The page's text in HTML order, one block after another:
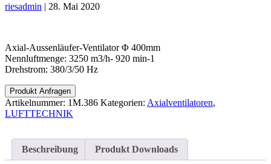
riesadmin | 28. Mai 2020
Axial-Aussenläufer-Ventilator Φ 400mm
Nennluftmenge: 3250 m3/h- 920 min-1
Drehstrom: 380/3/50 Hz
Produkt Anfragen
Artikelnummer: 1M.386 Kategorien: Axialventilatoren,
LUFTTECHNIK
Beschreibung Produkt Downloads